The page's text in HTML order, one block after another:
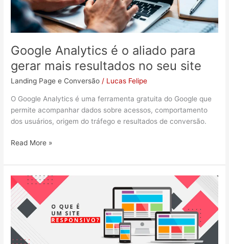
Google Analytics é o aliado para
gerar mais resultados no seu site
Landing Page e Conversão / Lucas Felipe
O Google Analytics é uma ferramenta gratuita do Google que
permite acompanhar dados sobre acessos, comportamento
dos usuários, origem do tráfego e resultados de conversão.
resultados
no
seu
Read More »
O
que
é
um
site
responsivo?